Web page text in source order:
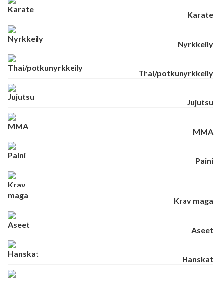
Karate
Nyrkkeily
Thai/potkunyrkkeily
Jujutsu
MMA
Paini
Krav maga
Aseet
Hanskat